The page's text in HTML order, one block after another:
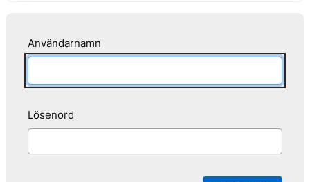
Användarnamn
Lösenord